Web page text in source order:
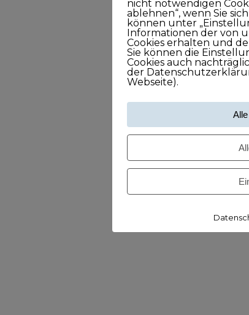
nicht notwendigen
ablehnen“, wenn Sie
können unter
Informationen der von
Cookies erhalten und
Sie können die
Cookies auch
der
Webseite).